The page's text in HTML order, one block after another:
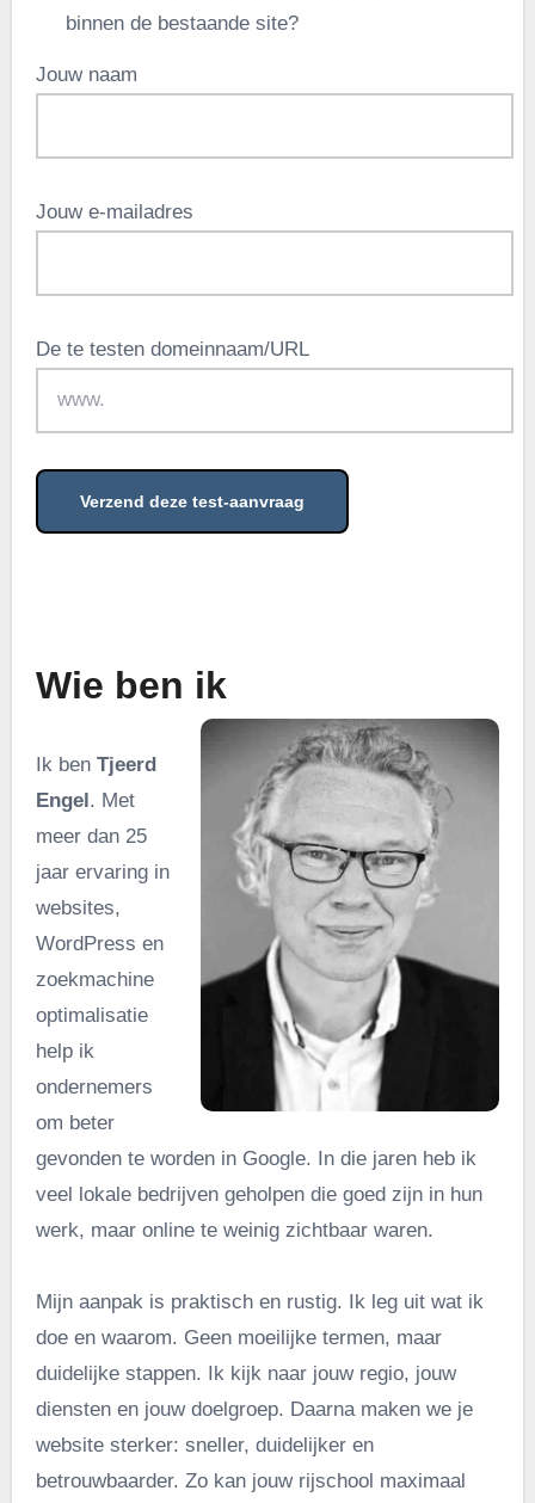
binnen de bestaande site?
Jouw naam
Jouw e-mailadres
De te testen domeinnaam/URL
Wie ben ik
Ik ben Tjeerd
Engel. Met
meer dan 25
jaar ervaring in
websites,
WordPress en
zoekmachine
optimalisatie
help ik
ondernemers
om beter
gevonden te worden in Google. In die jaren heb ik
veel lokale bedrijven geholpen die goed zijn in hun
werk, maar online te weinig zichtbaar waren.
Mijn aanpak is praktisch en rustig. Ik leg uit wat ik
doe en waarom. Geen moeilijke termen, maar
duidelijke stappen. Ik kijk naar jouw regio, jouw
diensten en jouw doelgroep. Daarna maken we je
website sterker: sneller, duidelijker en
betrouwbaarder. Zo kan jouw rijschool maximaal